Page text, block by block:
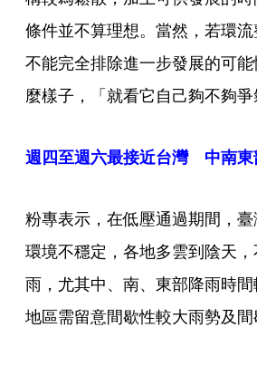
條件並不算理想。當然，若環
不能完全排除進一步發展的可
麼樣子，「就看它自己夠不夠爭
週四至週六最接近台灣 中南東
粉專表示，在低壓通過期間，
環境不穩定，各地多雲到陰天
雨，尤其中、南、東部降雨時
地區需留意間歇性較大雨勢及間